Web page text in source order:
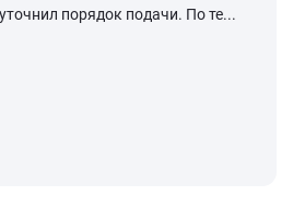
порядок подачи. По те...